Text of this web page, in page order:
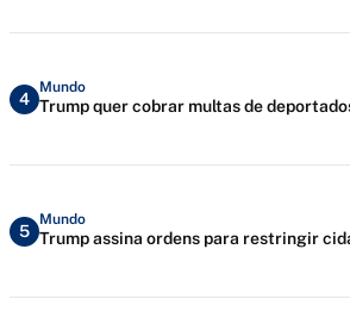
4
Mundo
Trump quer cobrar multas de
5
Mundo
Trump assina ordens para restringir